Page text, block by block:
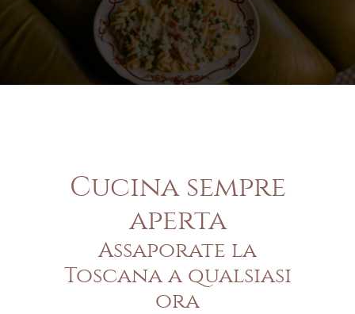
Cucina sempre
aperta
Assaporate la
Toscana a qualsiasi
ora